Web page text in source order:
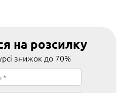
на розсилку
знижок до 70%